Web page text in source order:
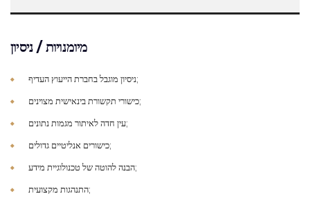
מיומנויות / ניסיון
ניסיון מוגבל בחברת הייעוץ העדיף;
כישורי תקשורת בינאישית מצוינים;
עין חדה לאיתור מגמות נתונים;
כישורים אנליטיים גדולים;
הבנה להוטה של טכנולוגיית מידע;
התנהגות מקצועית;